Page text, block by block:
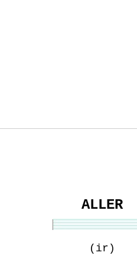
ALLER
(ir)